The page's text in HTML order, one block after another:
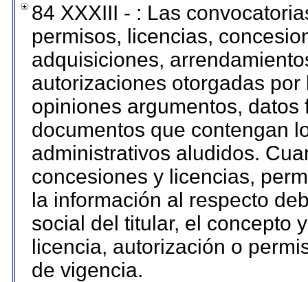
84 XXXIII - : Las
permisos, licencias,
adquisiciones,
autorizaciones otorgadas
opiniones argumentos,
documentos que contengan
administrativos aludidos.
concesiones y licencias,
la información al respecto
social del titular, el concepto
licencia, autorización o
de vigencia.